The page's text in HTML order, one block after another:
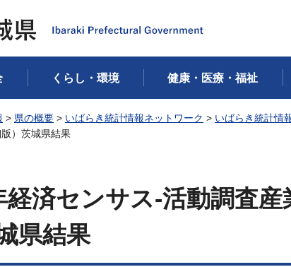
くらし・環境 健康・医療・福祉
> 県の概要 > いばらき統計情報ネットワーク > いばらき統計情
）茨城県結果
経済センサス-活動調査
県結果